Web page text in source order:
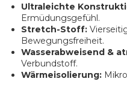
Ultraleichte
Ermüdungsgefühl.
Stretch-Stoff:
Bewegungsfreiheit.
Wasserabweisend &
Verbundstoff.
Wärmeisolierung: